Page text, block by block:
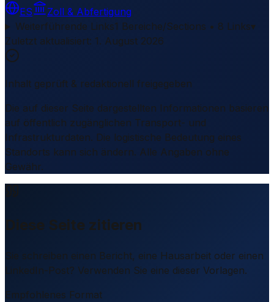
ES
Zoll & Abfertigung
Weiterführende Links1 Bereiche/Sections • 8 Links▾
Zuletzt aktualisiert: 1. August 2026
Inhalt geprüft & redaktionell freigegeben
Die auf dieser Seite dargestellten Informationen basieren
auf öffentlich zugänglichen Transport- und
Infrastrukturdaten. Die logistische Bedeutung eines
Standorts kann sich ändern. Alle Angaben ohne
Gewähr.
Diese Seite zitieren
Sie schreiben einen Bericht, eine Hausarbeit oder einen
LinkedIn-Post? Verwenden Sie eine dieser Vorlagen.
Empfohlenes Format